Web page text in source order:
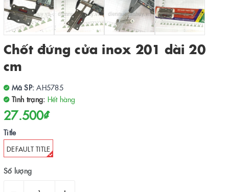
Chốt đứng cửa inox 201 dài 20
cm
Mã SP: AH5785
Tình trạng: Hết hàng
27.500₫
Title
DEFAULT TITLE
Số lượng